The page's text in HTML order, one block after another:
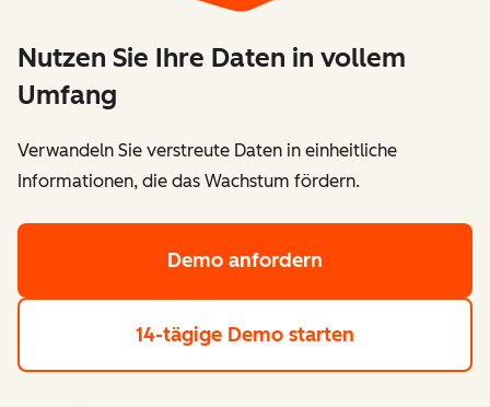
Nutzen Sie Ihre Daten in vollem
Umfang
Verwandeln Sie verstreute Daten in einheitliche
Informationen, die das Wachstum fördern.
Demo anfordern
14-tägige Demo starten